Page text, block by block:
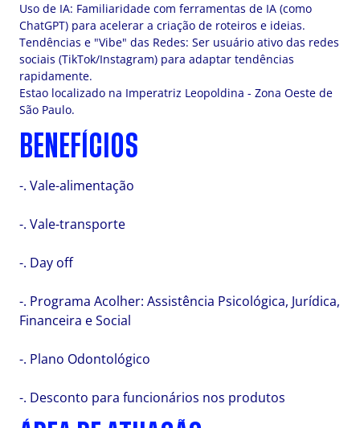
Uso de IA: Familiaridade com ferramentas de IA (como
ChatGPT) para acelerar a criação de roteiros e ideias.
Tendências e "Vibe" das Redes: Ser usuário ativo das redes
sociais (TikTok/Instagram) para adaptar tendências
rapidamente.
Estao localizado na Imperatriz Leopoldina - Zona Oeste de
São Paulo.
BENEFÍCIOS
-. Vale-alimentação
-. Vale-transporte
-. Day off
-. Programa Acolher: Assistência Psicológica, Jurídica,
Financeira e Social
-. Plano Odontológico
-. Desconto para funcionários nos produtos